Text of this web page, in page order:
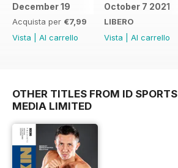
December 19
Acquista per €7,99
Vista
Al carrello
October 7 2021
LIBERO
Vista
Al carrello
OTHER TITLES FROM ID SPORTS
MEDIA LIMITED